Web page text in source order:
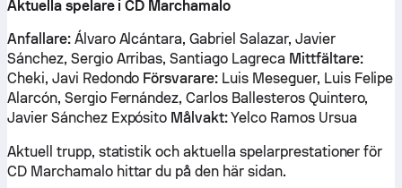
Aktuella spelare i CD Marchamalo
Anfallare:Álvaro Alcántara, Gabriel Salazar, Javier
Sánchez, Sergio Arribas, Santiago Lagreca Mittfältare:
Cheki, Javi Redondo Försvarare: Luis Meseguer, Luis Felipe
Alarcón, Sergio Fernández, Carlos Ballesteros Quintero,
Javier Sánchez Expósito Målvakt:Yelco Ramos Ursua
Aktuell trupp, statistik och aktuella spelarprestationer för
CD Marchamalo hittar du på den här sidan.